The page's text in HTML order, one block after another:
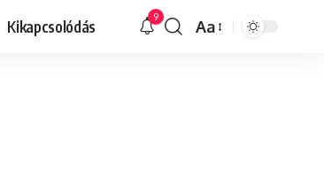
Kikapcsolódás 9
Font
Aa